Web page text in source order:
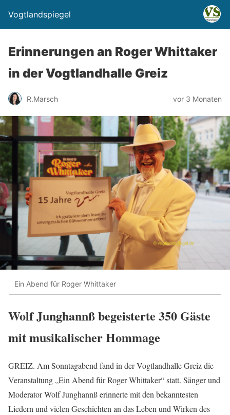
Vogtlandspiegel
Erinnerungen an Roger Whittaker
in der Vogtlandhalle Greiz
R.Marsch vor 3 Monaten
Ein Abend für Roger Whittaker
Wolf Junghannß begeisterte 350 Gäste
mit musikalischer Hommage
GREIZ. Am Sonntagabend fand in der Vogtlandhalle Greiz die
Veranstaltung „Ein Abend für Roger Whittaker“ statt. Sänger und
Moderator Wolf Junghannß erinnerte mit den bekanntesten
Liedern und vielen Geschichten an das Leben und Wirken des